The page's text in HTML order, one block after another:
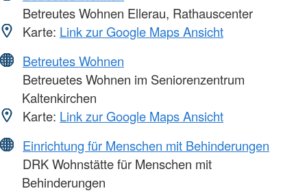
Betreutes Wohnen Ellerau, Rathauscenter
Karte: Link zur Google Maps Ansicht
Betreutes Wohnen
Betreuetes Wohnen im Seniorenzentrum
Kaltenkirchen
Karte: Link zur Google Maps Ansicht
Einrichtung für Menschen mit Behinderungen
DRK Wohnstätte für Menschen mit
Behinderungen